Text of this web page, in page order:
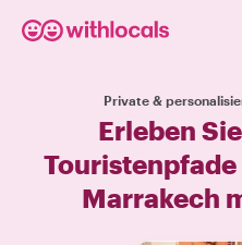
Private &
Erleben
Touristenpfade
Marrakech